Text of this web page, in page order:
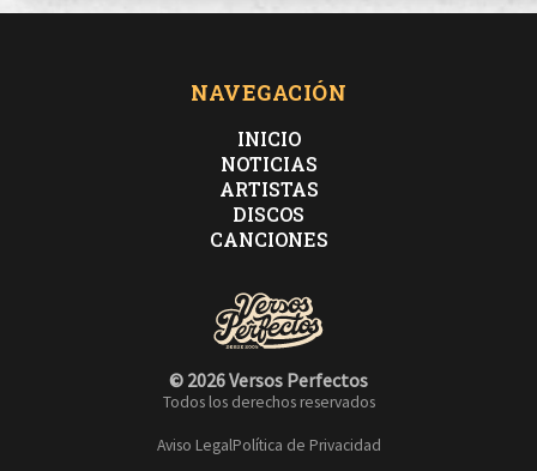
NAVEGACIÓN
INICIO
NOTICIAS
ARTISTAS
DISCOS
CANCIONES
© 2026 Versos Perfectos
Todos los derechos reservados
Aviso LegalPolítica de Privacidad